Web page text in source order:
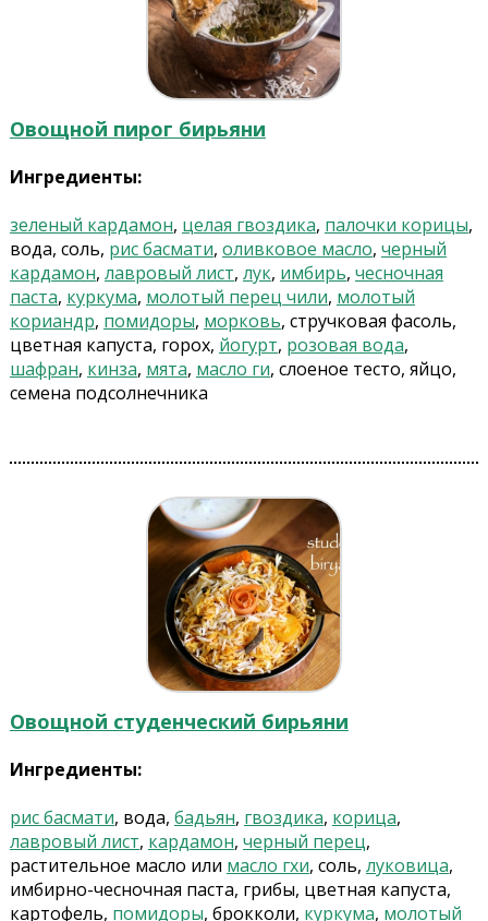
Овощной пирог бирьяни
Ингредиенты:
зеленый кардамон, целая гвоздика, палочки корицы,
вода, соль, рис басмати, оливковое масло, черный
кардамон, лавровый лист, лук, имбирь, чесночная
паста, куркума, молотый перец чили, молотый
кориандр, помидоры, морковь, стручковая фасоль,
цветная капуста, горох, йогурт, розовая вода,
шафран, кинза, мята, масло ги, слоеное тесто, яйцо,
семена подсолнечника
Овощной студенческий бирьяни
Ингредиенты:
рис басмати, вода, бадьян, гвоздика, корица,
лавровый лист, кардамон, черный перец,
растительное масло или масло гхи, соль, луковица,
имбирно-чесночная паста, грибы, цветная капуста,
картофель, помидоры, брокколи, куркума, молотый